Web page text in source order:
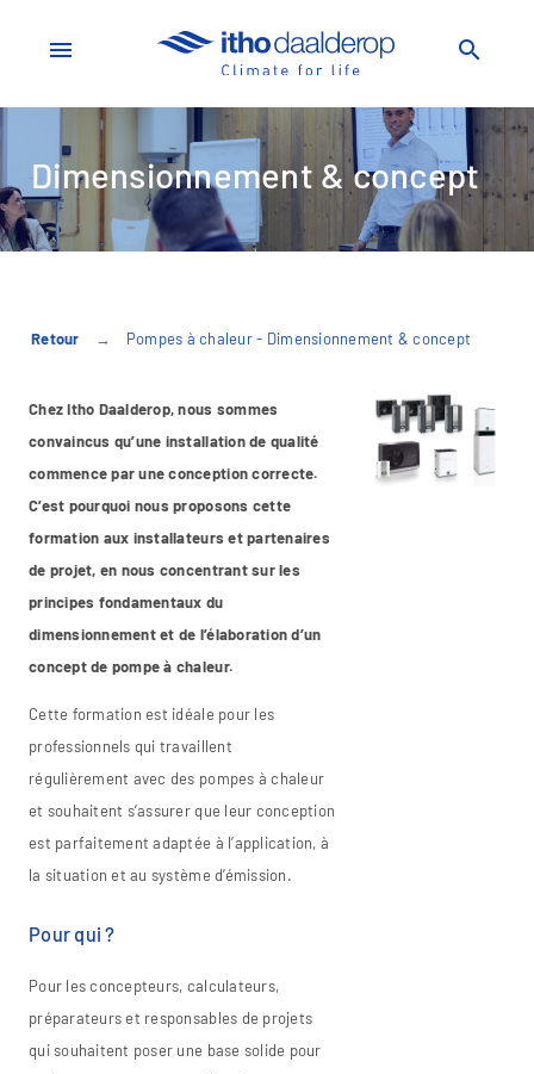
menu search
Dimensionnement & concept
Retour Pompes à chaleur - Dimensionnement & concept
Chez Itho Daalderop, nous sommes
convaincus qu’une installation de qualité
commence par une conception correcte.
C’est pourquoi nous proposons cette
formation aux installateurs et partenaires
de projet, en nous concentrant sur les
principes fondamentaux du
dimensionnement et de l’élaboration d’un
concept de pompe à chaleur.
Cette formation est idéale pour les
professionnels qui travaillent
régulièrement avec des pompes à chaleur
et souhaitent s’assurer que leur conception
est parfaitement adaptée à l’application, à
la situation et au système d’émission.
Pour qui ?
Pour les concepteurs, calculateurs,
préparateurs et responsables de projets
qui souhaitent poser une base solide pour